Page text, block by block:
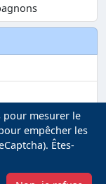
pour mesurer le
empêcher les
Êtes-